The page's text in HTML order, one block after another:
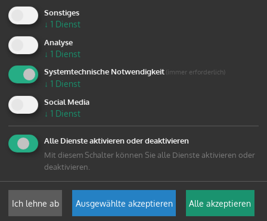
besonders stärkt" essentiell.
zurück
Sonstiges
↓ 1 Dienst
Analyse
↓ 1 Dienst
Systemtechnische Notwendigkeit (immer erforderlich)
↓ 1 Dienst
Social Media
↓ 1 Dienst
Alle Dienste aktivieren oder deaktivieren
Mit diesem Schalter können Sie alle Dienste aktivieren oder
deaktivieren.
Ich lehne ab Ausgewählte akzeptieren Alle akzeptieren